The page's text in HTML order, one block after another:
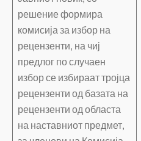
решение формира
комисија за избор на
рецензенти, на чиј
предлог по случаен
избор се избираат тројца
рецензенти од базата на
рецензенти од областа
на наставниот предмет,